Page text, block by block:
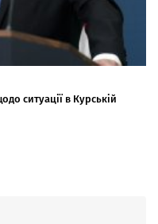
ситуації в Курській